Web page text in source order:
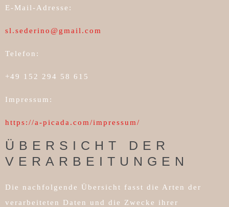
E-Mail-Adresse:
sl.sederino@gmail.com
Telefon:
+49 152 294 58 615
Impressum:
https://a-picada.com/impressum/
ÜBERSICHT DER
VERARBEITUNGEN
Die nachfolgende Übersicht fasst die Arten der
verarbeiteten Daten und die Zwecke ihrer